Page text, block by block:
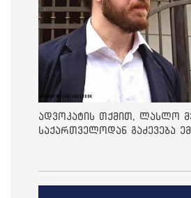
ადვოკატის თქმით, ლასლო
საქართველოდან გაძევება